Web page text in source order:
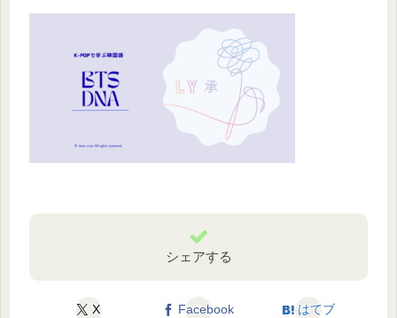
シェアする
X Facebook はてブ